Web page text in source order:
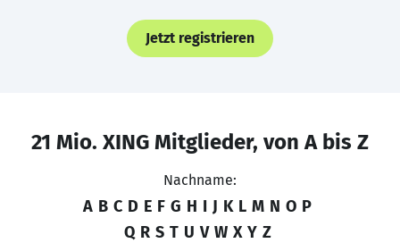
Jetzt registrieren
21 Mio. XING Mitglieder, von A bis Z
Nachname:
A B C D E F G H I J K L M N O P
Q R S T U V W X Y Z